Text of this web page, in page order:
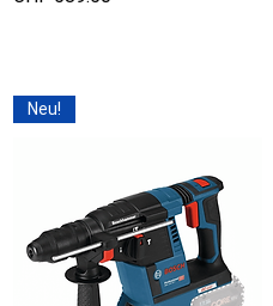
Neu!